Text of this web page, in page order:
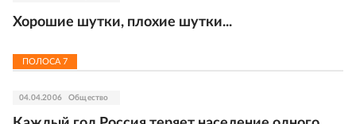
Хорошие шутки, плохие шутки...
ПОЛОСА 7
04.04.2006 Общество